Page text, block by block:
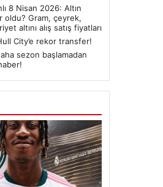
8 Nisan 2026: Altın
oldu? Gram, çeyrek,
altını alış satış fiyatları
City’e rekor transfer!
sezon başlamadan